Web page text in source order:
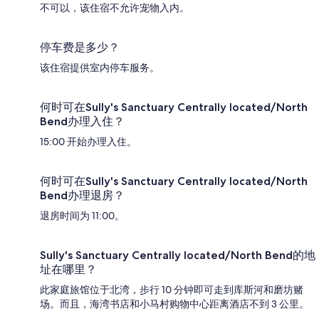
不可以，该住宿不允许宠物入内。
停车费是多少？
该住宿提供室内停车服务。
何时可在Sully's Sanctuary Centrally located/North
Bend办理入住？
15:00 开始办理入住。
何时可在Sully's Sanctuary Centrally located/North
Bend办理退房？
退房时间为 11:00。
Sully's Sanctuary Centrally located/North Bend的地
址在哪里？
此家庭旅馆位于北湾，步行 10 分钟即可走到库斯河和磨坊赌
场。而且，海湾书店和小马村购物中心距离酒店不到 3 公里。